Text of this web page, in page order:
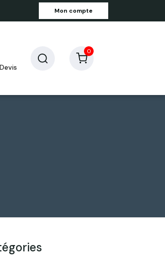
Mon compte
devis
0